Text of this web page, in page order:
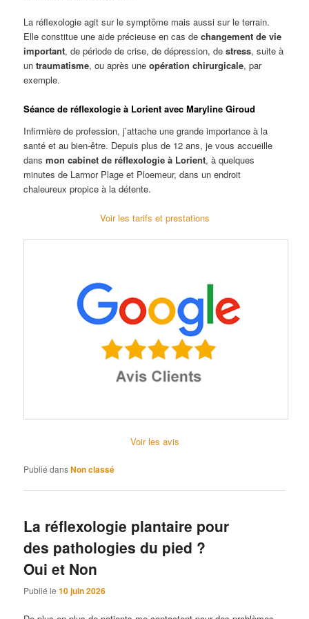
La réflexologie agit sur le symptôme mais aussi sur le terrain.
Elle constitue une aide précieuse en cas dechangement de vie
important, de période de crise, de dépression, destress, suite à
untraumatisme, ou après uneopération chirurgicale, par
exemple.
Séance de réflexologie à Lorient avec Maryline Giroud
Infirmière de profession, j’attache une grande importance à la
santé et au bien-être. Depuis plus de 12 ans, je vous accueille
dansmon cabinet de réflexologie à Lorient, à quelques
minutes de Larmor Plage et Ploemeur, dans un endroit
chaleureux propice à la détente.
Voir les tarifs et prestations
Voir les avis
Publié dansNon classé
La réflexologie plantaire pour
des pathologies du pied ?
Oui et Non
Publié le10 juin 2026